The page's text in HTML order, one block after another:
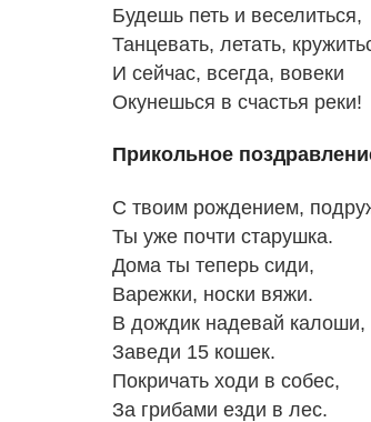
Будешь петь и веселиться,
Танцевать, летать,
И сейчас, всегда, вовеки
Окунешься в счастья реки!
Прикольное
С твоим рождением,
Ты уже почти старушка.
Дома ты теперь сиди,
Варежки, носки вяжи.
В дождик надевай калоши,
Заведи 15 кошек.
Покричать ходи в собес,
За грибами езди в лес.